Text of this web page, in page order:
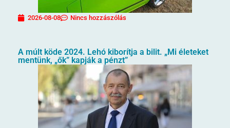
2026-08-08 Nincs hozzászólás
A múlt köde 2024. Lehó kiborítja a bilit. „Mi életeket
mentünk, „ők” kapják a pénzt”